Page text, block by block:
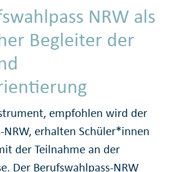
NRW als
Begleiter der
empfohlen wird der
NRW, erhalten Schüler*innen
der Teilnahme an der
Der Berufswahlpass-NRW